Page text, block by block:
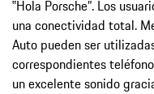
‟Hola Porsche”. Los
una conectividad total.
Auto pueden ser
correspondientes
un excelente sonido